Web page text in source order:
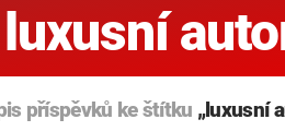
luxusní
příspěvků ke štítku „luxusní